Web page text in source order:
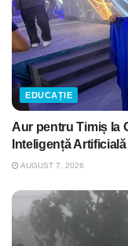
EDUCAȚIE
Aur pentru Timiș la
Inteligență
AUGUST 7, 2026